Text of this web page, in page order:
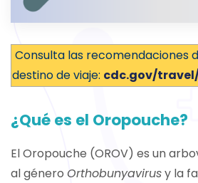
Consulta las recomendaciones
destino de viaje: cdc.gov/
¿Qué es el Oropouche?
El Oropouche (OROV) es un
al género Orthobunyavirusy la